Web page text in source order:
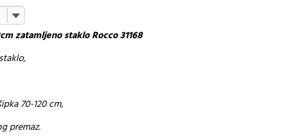
zatamljeno staklo Rocco 31168
70-120 cm,
premaz.